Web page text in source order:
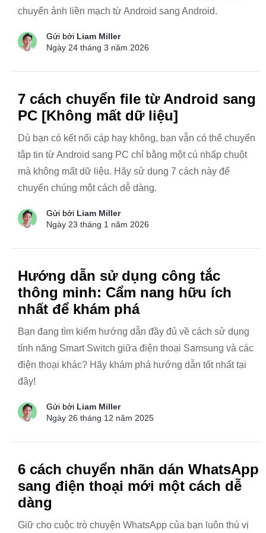
chuyển ảnh liền mạch từ Android sang Android.
Gửi bởi Liam Miller
Ngày 24 tháng 3 năm 2026
7 cách chuyển file từ Android sang
PC [Không mất dữ liệu]
Dù bạn có kết nối cáp hay không, bạn vẫn có thể chuyển
tập tin từ Android sang PC chỉ bằng một cú nhấp chuột
mà không mất dữ liệu. Hãy sử dụng 7 cách này để
chuyển chúng một cách dễ dàng.
Gửi bởi Liam Miller
Ngày 23 tháng 1 năm 2026
Hướng dẫn sử dụng công tắc
thông minh: Cẩm nang hữu ích
nhất để khám phá
Bạn đang tìm kiếm hướng dẫn đầy đủ về cách sử dụng
tính năng Smart Switch giữa điện thoại Samsung và các
điện thoại khác? Hãy khám phá hướng dẫn tốt nhất tại
đây!
Gửi bởi Liam Miller
Ngày 26 tháng 12 năm 2025
6 cách chuyển nhãn dán WhatsApp
sang điện thoại mới một cách dễ
dàng
Giữ cho cuộc trò chuyện WhatsApp của bạn luôn thú vị